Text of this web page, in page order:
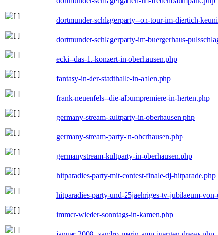
dortmunder-schlagerparty--on-tour-im-diertich-
dortmunder-schlagerparty-im-buergerhaus-
ecki--das-1.-konzert-in-oberhausen.php
fantasy-in-der-stadthalle-in-ahlen.php
frank-neuenfels--die-albumpremiere-in-herten.php
germany-stream-kultparty-in-oberhausen.php
germany-stream-party-in-oberhausen.php
germanystream-kultparty-in-oberhausen.php
hitparadies-party-mit-contest-finale-dj-hitparade.php
hitparadies-party-und-25jaehriges-tv-jubilaeum-
immer-wieder-sonntags-in-kamen.php